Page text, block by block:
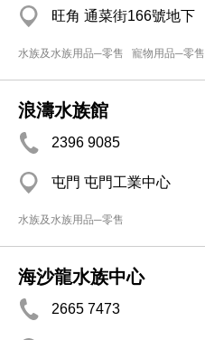
旺角 通菜街166號地下
水族及水族用品─零售 寵物用品─零售
浪濤水族館
2396 9085
屯門 屯門工業中心
水族及水族用品─零售
海沙龍水族中心
2665 7473